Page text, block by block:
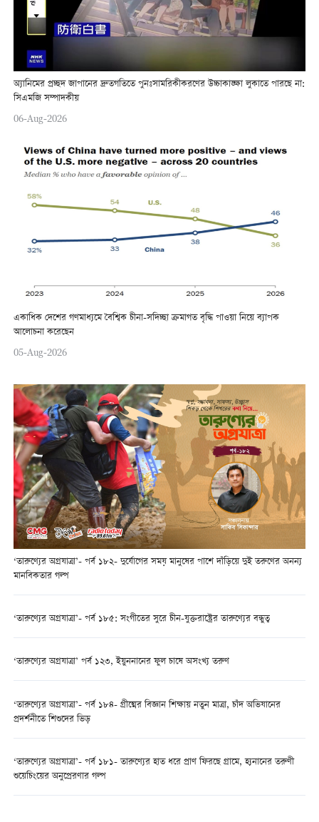
অ্যানিমের প্রচ্ছদ জাপানের দ্রুতগতিতে পুনঃসামরিকীকরণের উচ্চাকাঙ্ক্ষা লুকাতে পারছে না:
সিএমজি সম্পাদকীয়
06-Aug-2026
একাধিক দেশের গণমাধ্যমে বৈশ্বিক চীনা-সদিচ্ছা ক্রমাগত বৃদ্ধি পাওয়া নিয়ে ব্যাপক
আলোচনা করেছেন
05-Aug-2026
‘তারুণ্যের অগ্রযাত্রা’- পর্ব ১৮২- দুর্যোগের সময় মানুষের পাশে দাঁড়িয়ে দুই তরুণের অনন্য
মানবিকতার গল্প
‘তারুণ্যের অগ্রযাত্রা’- পর্ব ১৮৫: সংগীতের সুরে চীন-যুক্তরাষ্ট্রের তারুণ্যের বন্ধুত্ব
‘তারুণ্যের অগ্রযাত্রা’ পর্ব ১২৩, ইয়ুননানের ফুল চাষে অসংখ্য তরুণ
‘তারুণ্যের অগ্রযাত্রা’- পর্ব ১৮৪- গ্রীষ্মের বিজ্ঞান শিক্ষায় নতুন মাত্রা, চাঁদ অভিযানের
প্রদর্শনীতে শিশুদের ভিড়
‘তারুণ্যের অগ্রযাত্রা’- পর্ব ১৮১- তারুণ্যের হাত ধরে প্রাণ ফিরছে গ্রামে, হ্যনানের তরুণী
শুয়েচিংয়ের অনুপ্রেরণার গল্প